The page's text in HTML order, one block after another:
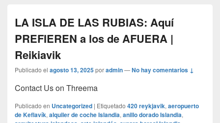
LA ISLA DE LAS RUBIAS: Aquí
PREFIEREN a los de AFUERA |
Reikiavik
Publicado el agosto 13, 2025poradmin—No hay comentarios ↓
Contact Us on Threema
Publicado en Uncategorized | Etiquetado 420 reykjavik, aeropuerto
de Keflavík, alquiler de coche Islandia, anillo dorado Islandia,